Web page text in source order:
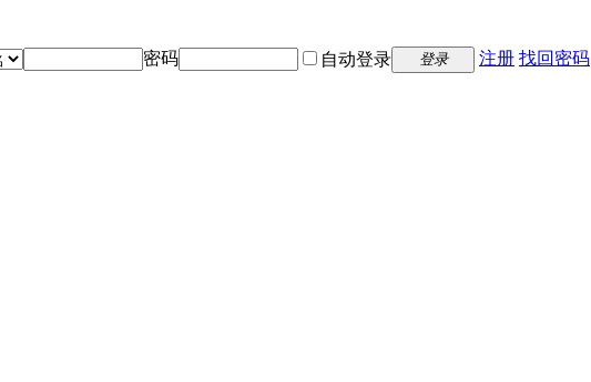
密码
自动登录 登录 注册 找回密码